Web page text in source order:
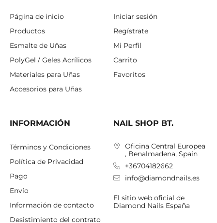
Página de inicio
Productos
Esmalte de Uñas
PolyGel / Geles Acrílicos
Materiales para Uñas
Accesorios para Uñas
Iniciar sesión
Regístrate
Mi Perfil
Carrito
Favoritos
INFORMACIÓN
Términos y Condiciones
Política de Privacidad
Pago
Envío
Información de contacto
Desistimiento del contrato
NAIL SHOP BT.
Oficina Central Europea
, Benalmadena, Spain
+36704182662
info@diamondnails.es
El sitio web oficial de
Diamond Nails España